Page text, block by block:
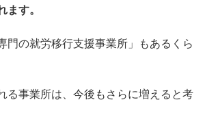
す。
門の就労移行支援事業所」もあるくら
る事業所は、今後もさらに増えると考